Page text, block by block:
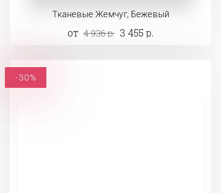
Тканевые Жемчуг, Бежевый
от 4 936 р. 3 455 р.
-30%